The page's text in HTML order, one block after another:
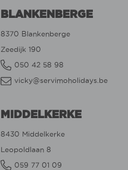
BLANKENBERGE
8370 Blankenberge
Zeedijk 190
050 42 58 98
vicky@servimoholidays.be
MIDDELKERKE
8430 Middelkerke
Leopoldlaan 8
059 77 01 09